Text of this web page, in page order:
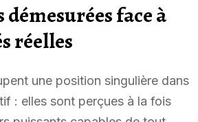
démesurées face à
réelles
une position singulière dans
: elles sont perçues à la fois